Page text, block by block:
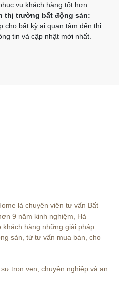
vụ khách hàng tốt hơn.
thị trường bất động sản:
cho bất kỳ ai quan tâm đến thị
tin và cập nhật mới nhất.
là chuyên viên tư vấn Bất
9 năm kinh nghiệm, Hà
hàng những giải pháp
sản, từ tư vấn mua bán, cho
trọn vẹn, chuyên nghiệp và an